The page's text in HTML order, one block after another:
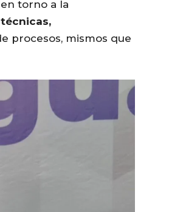
torno a la
procesos, mismos que